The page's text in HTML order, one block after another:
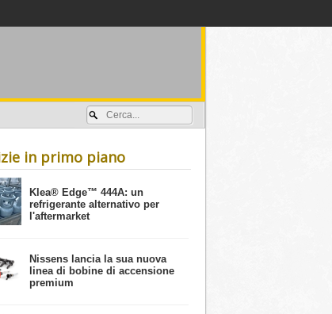
in primo piano
​Klea® Edge™ 444A: un
refrigerante alternativo per
l'aftermarket
Nissens lancia la sua nuova
linea di bobine di accensione
premium